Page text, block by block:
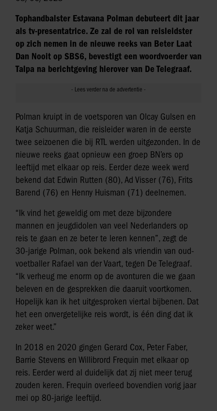
Tophandbalster Estavana Polman debuteert dit jaar
als tv-presentatrice. Ze zal de rol van reisleidster
op zich nemen in de nieuwe reeks van Beter Laat
Dan Nooit op SBS6, bevestigt een woordvoerder van
Talpa na berichtgeving hierover van De Telegraaf.
Polman kruipt in de voetsporen van Olcay Gulsen en
Katja Schuurman, die reisleider waren in de eerste
twee seizoenen die bij RTL werden uitgezonden. In de
nieuwe reeks gaat opnieuw een groep BN’ers op
leeftijd met elkaar op reis. Eerder deze week werd
bekend dat Edwin Rutten (80), Ad Visser (76), Frits
Barend (76) en Henny Huisman (71) deelnemen.
“Ik vind het geweldig om met deze bijzondere
mannen en jeugdidolen van veel Nederlanders op
reis te gaan en ze beter te leren kennen”, zegt de
30-jarige Polman, ook bekend als vriendin van oud-
voetballer Rafael van der Vaart, tegen De Telegraaf.
“Ik verheug me enorm op de avonturen die we gaan
beleven en de gesprekken die daaruit voortkomen.
Hopelijk kan ik het uitgesproken viertal bijbenen. Dat
het een onvergetelijke reis wordt, is één ding dat ik
zeker weet.”
In 2018 en 2020 gingen Gerard Cox, Peter Faber,
Barrie Stevens en Willibrord Frequin met elkaar op
reis. Eerder werd al duidelijk dat zij niet meer terug
zouden keren. Frequin overleed bovendien vorig jaar
mei op 80-jarige leeftijd.